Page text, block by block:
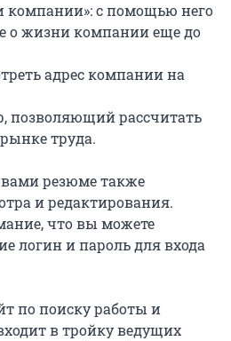
компании»: с помощью него
о жизни компании еще до
адрес компании на
позволяющий рассчитать
труда.
вами резюме также
и редактирования.
что вы можете
логин и пароль для входа
по поиску работы и
в тройку ведущих